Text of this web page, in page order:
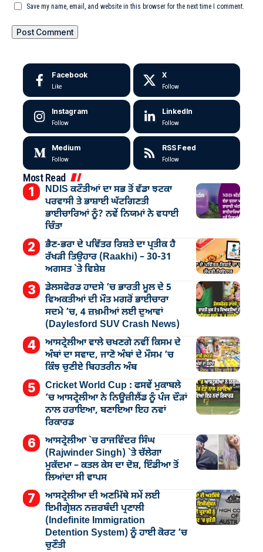
Save my name, email, and website in this browser for the next time I comment.
Facebook
Like
X
Follow
Instagram
Follow
LinkedIn
Follow
Medium
Follow
RSS Feed
Follow
Most Read
NDIS ਕਟੌਤੀਆਂ ਦਾ ਸਭ ਤੋਂ ਵੱਡਾ ਝਟਕਾ
ਪਰਵਾਸੀ ਤੇ ਭਾਸ਼ਾਈ ਘੱਟਗਿਣਤੀ
ਭਾਈਚਾਰਿਆਂ ਨੂੰ? ਨਵੇਂ ਨਿਯਮਾਂ ਨੇ ਵਧਾਈ
ਚਿੰਤਾ
ਭੈਣ-ਭਰਾ ਦੇ ਪਵਿੱਤਰ ਰਿਸ਼ਤੇ ਦਾ ਪ੍ਰਤੀਕ ਹੈ
ਰੱਖੜੀ ਤਿਉਹਾਰ (Raakhi) – 30-31
ਅਗਸਤ `ਤੇ ਵਿਸ਼ੇਸ਼
ਡੇਲਸਫੋਰਡ ਹਾਦਸੇ ’ਚ ਭਾਰਤੀ ਮੂਲ ਦੇ 5
ਵਿਅਕਤੀਆਂ ਦੀ ਮੌਤ ਮਗਰੋਂ ਭਾਈਚਾਰਾ
ਸਦਮੇ ’ਚ, 4 ਜ਼ਖ਼ਮੀਆਂ ਲਈ ਦੁਆਵਾਂ
(Daylesford SUV Crash News)
ਆਸਟ੍ਰੇਲੀਆ ਵਾਲੇ ਚਖਣਗੇ ਨਵੀਂ ਕਿਸਮ ਦੇ
ਅੰਬਾਂ ਦਾ ਸਵਾਦ, ਜਾਣੋ ਅੰਬਾਂ ਦੇ ਮੌਸਮ ’ਚ
ਕਿੰਝ ਚੁਣੀਏ ਬਿਹਤਰੀਨ ਅੰਬ
Cricket World Cup : ਫਸਵੇਂ ਮੁਕਾਬਲੇ
’ਚ ਆਸਟ੍ਰੇਲੀਆ ਨੇ ਨਿਊਜ਼ੀਲੈਂਡ ਨੂੰ ਪੰਜ ਦੌੜਾਂ
ਨਾਲ ਹਰਾਇਆ, ਬਣਾਇਆ ਇਹ ਨਵਾਂ
ਰਿਕਾਰਡ
ਆਸਟ੍ਰੇਲੀਆ `ਚ ਰਾਜਵਿੰਦਰ ਸਿੰਘ
(Rajwinder Singh) `ਤੇ ਚੱਲੇਗਾ
ਮੁੁਕੱਦਮਾ – ਕਤਲ ਕੇਸ ਦਾ ਦੋਸ਼, ਇੰਡੀਆ ਤੋਂ
ਲਿਆਂਦਾ ਸੀ ਵਾਪਸ
ਆਸਟ੍ਰੇਲੀਆ ਦੀ ਅਣਮਿੱਥੇ ਸਮੇਂ ਲਈ
ਇਮੀਗ੍ਰੇਸ਼ਨ ਨਜ਼ਰਬੰਦੀ ਪ੍ਰਣਾਲੀ
(Indefinite Immigration
Detention System) ਨੂੰ ਹਾਈ ਕੋਰਟ ’ਚ
ਚੁਣੌਤੀ